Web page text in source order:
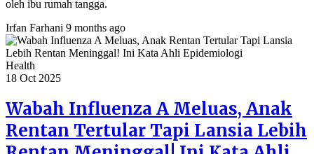
oleh ibu rumah tangga.
Irfan Farhani 9 months ago
Health
18 Oct 2025
Wabah Influenza A Meluas, Anak
Rentan Tertular Tapi Lansia Lebih